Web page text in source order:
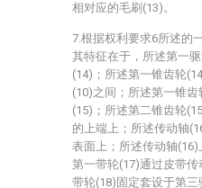
相对应的毛刷(13)。
7.根据权利要求6所述的
其特征在于，所述第一
(14)；所述第一锥齿轮
(10)之间；所述第一锥
(15)；所述第二锥齿轮
的上端上；所述传动轴
表面上；所述传动轴
第一带轮(17)通过皮带
带轮(18)固定套设于第三